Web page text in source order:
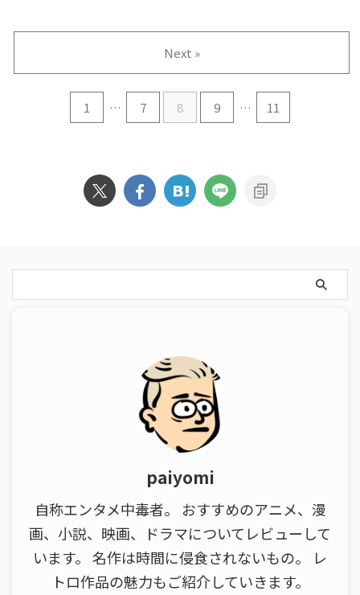
1 … 7 8 9 … 11
Next »
paiyomi
自称エンタメ中毒者。 おすすめのアニメ、漫
画、小説、映画、ドラマについてレビューして
います。 名作は時間に侵食されないもの。 レ
トロ作品の魅力もご紹介していきます。